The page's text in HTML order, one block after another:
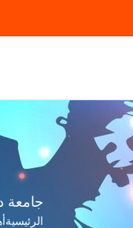
جامعة
الرئيسية